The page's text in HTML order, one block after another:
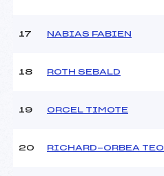
17 NABIAS FABIEN
18 ROTH SEBALD
19 ORCEL TIMOTE
20 RICHARD-ORBEA TEO